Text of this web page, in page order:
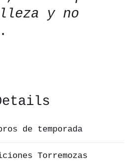
y no
de temporada
Torremozas